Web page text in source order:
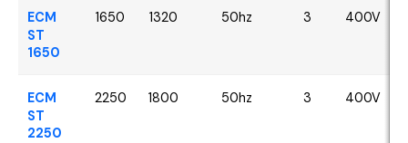
ECM
ST
1650
1650 1320 50hz 3 400V
ECM
ST
2250
2250 1800 50hz 3 400V